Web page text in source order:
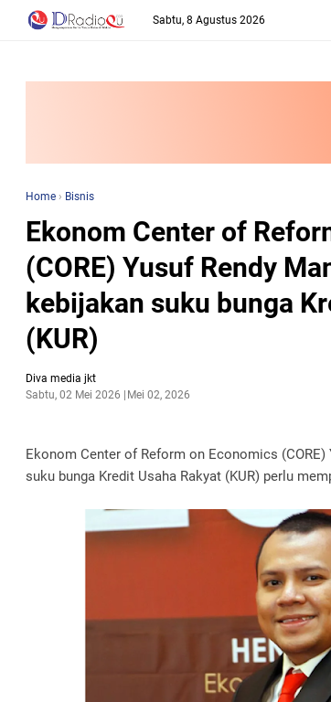
Sabtu, 8 Agustus 2026
Home › Bisnis
Ekonom Center of
(CORE) Yusuf Rendy
kebijakan suku bunga
(KUR)
Diva media jkt
Sabtu, 02 Mei 2026
Mei 02, 2026
Ekonom Center of Reform on Economics
suku bunga Kredit Usaha Rakyat (KUR) perlu